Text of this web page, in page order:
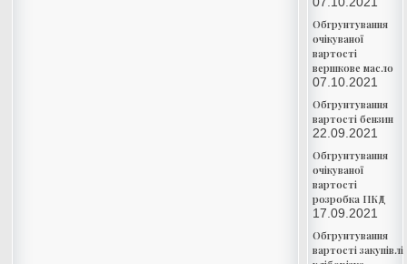
Обгрунтування
очікуваної
вартості
вершкове масло
07.10.2021
Обгрунтування
вартості бензин
22.09.2021
Обгрунтування
очікуваної
вартості
розробка ПКД
17.09.2021
Обгрунтування
вартості закупівлі